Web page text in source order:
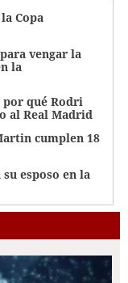
Copa
vengar la
la
por qué Rodri
al Real Madrid
cumplen 18
esposo en la